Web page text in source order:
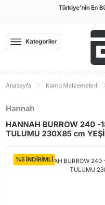
Türkiye'nin En
Kategoriler
Anasayfa Kamp Malzemeleri
Hannah
HANNAH BURROW 240 -
TULUMU 230X85 cm
%5 İNDİRİMLİ